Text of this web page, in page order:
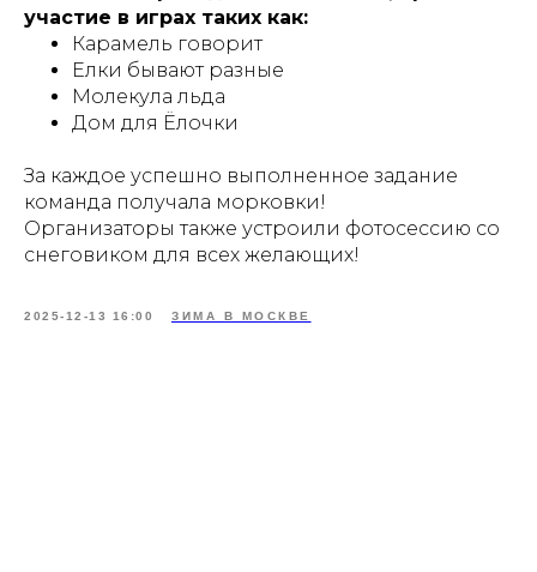
участие в играх таких как:
Карамель говорит
Елки бывают разные
Молекула льда
Дом для Ëлочки
За каждое успешно выполненное задание
команда получала морковки!
Организаторы также устроили фотосессию со
снеговиком для всех желающих!
2025-12-13 16:00 ЗИМА В МОСКВЕ